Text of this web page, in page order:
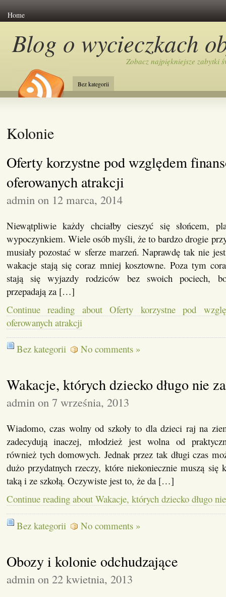
Home
Blog o wycieczkach
Zobacz najpiękniejsze zabytki
Bez kategorii
Kolonie
Oferty korzystne pod względem
oferowanych atrakcji
admin on 12 marca, 2014
Niewątpliwie każdy chciałby cieszyć się słońcem,
wypoczynkiem. Wiele osób myśli, że to bardzo drogie
musiały pozostać w sferze marzeń. Naprawdę tak nie
wakacje stają się coraz mniej kosztowne. Poza tym
stają się wyjazdy rodziców bez swoich pociech,
przepadają za […]
Continue reading about Oferty korzystne pod
oferowanych atrakcji
Bez kategorii No comments »
Wakacje, których dziecko długo nie
admin on 7 września, 2013
Wiadomo, czas wolny od szkoły to dla dzieci raj na
zadecydują inaczej, młodzież jest wolna od
również tych domowych. Jednak przez tak długi czas
dużo przydatnych rzeczy, które niekoniecznie muszą się
taką i ze szkołą. Oczywiste jest to, że da […]
Continue reading about Wakacje, których dziecko długo
Bez kategorii No comments »
Obozy i kolonie odchudzające
admin on 22 kwietnia, 2013